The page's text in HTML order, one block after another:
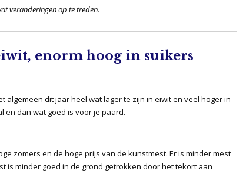
veranderingen op te treden.
enorm hoog in suikers
algemeen dit jaar heel wat lager te zijn in eiwit en veel hoger in
en dan wat goed is voor je paard.
zomers en de hoge prijs van de kunstmest. Er is minder mest
is minder goed in de grond getrokken door het tekort aan